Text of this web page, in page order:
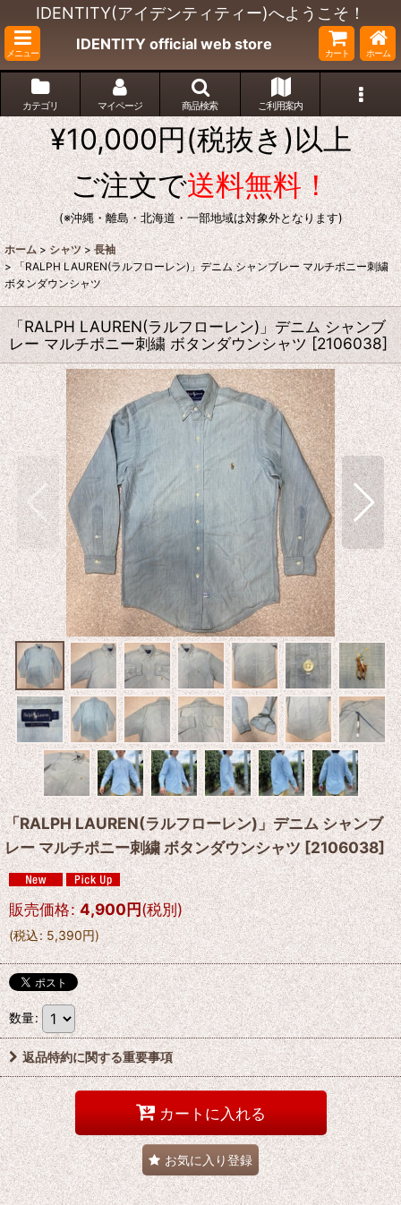
IDENTITY(アイデンティティー)へようこそ！
メニュー
IDENTITY official web store
カート ホーム
カテゴリ マイページ 商品検索 ご利用案内
¥10,000円(税抜き)以上
ご注文で送料無料！
(※沖縄・離島・北海道・一部地域は対象外となります)
ホーム > シャツ > 長袖
> 「RALPH LAUREN(ラルフローレン)」デニム シャンブレー マルチポニー刺繍
ボタンダウンシャツ
「RALPH LAUREN(ラルフローレン)」デニム シャンブ
レー マルチポニー刺繍 ボタンダウンシャツ [2106038]
「RALPH LAUREN(ラルフローレン)」デニム シャンブ
レー マルチポニー刺繍 ボタンダウンシャツ[2106038]
販売価格: 4,900円(税別)
(税込: 5,390円)
数量:
返品特約に関する重要事項
カートに入れる
お気に入り登録